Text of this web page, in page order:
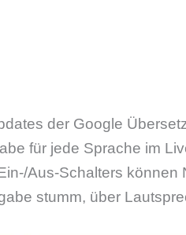
der Google
für jede Sprache im
Aus-Schalters
stumm, über